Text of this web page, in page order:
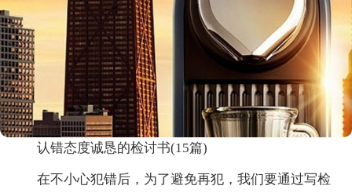
认错态度诚恳的检讨书(15篇)
在不小心犯错后，为了避免再犯，我们要通过写检